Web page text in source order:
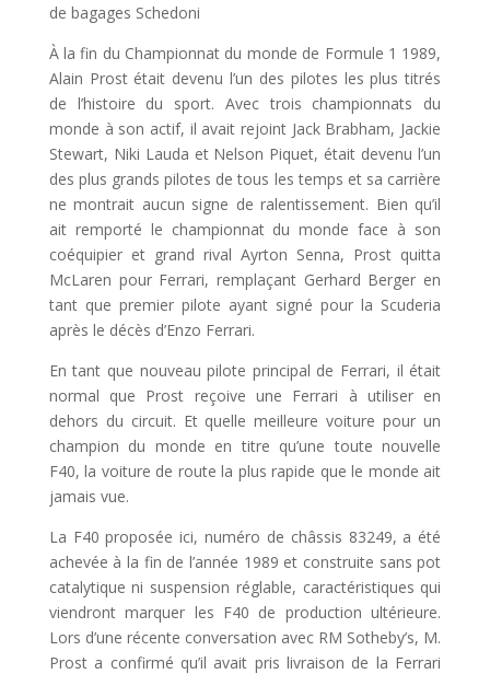
de bagages Schedoni
À la fin du Championnat du monde de Formule 1 1989,
Alain Prost était devenu l’un des pilotes les plus titrés
de l’histoire du sport. Avec trois championnats du
monde à son actif, il avait rejoint Jack Brabham, Jackie
Stewart, Niki Lauda et Nelson Piquet, était devenu l’un
des plus grands pilotes de tous les temps et sa carrière
ne montrait aucun signe de ralentissement. Bien qu’il
ait remporté le championnat du monde face à son
coéquipier et grand rival Ayrton Senna, Prost quitta
McLaren pour Ferrari, remplaçant Gerhard Berger en
tant que premier pilote ayant signé pour la Scuderia
après le décès d’Enzo Ferrari.
En tant que nouveau pilote principal de Ferrari, il était
normal que Prost reçoive une Ferrari à utiliser en
dehors du circuit. Et quelle meilleure voiture pour un
champion du monde en titre qu’une toute nouvelle
F40, la voiture de route la plus rapide que le monde ait
jamais vue.
La F40 proposée ici, numéro de châssis 83249, a été
achevée à la fin de l’année 1989 et construite sans pot
catalytique ni suspension réglable, caractéristiques qui
viendront marquer les F40 de production ultérieure.
Lors d’une récente conversation avec RM Sotheby’s, M.
Prost a confirmé qu’il avait pris livraison de la Ferrari